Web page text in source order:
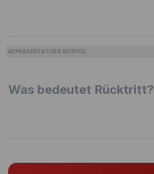
REPRÄSENTATIVES BEISPIEL
Was bedeutet Rücktritt?